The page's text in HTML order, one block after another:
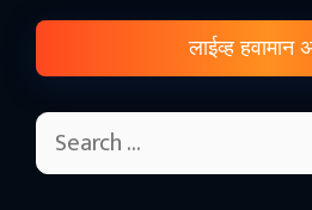
लाईव्ह हवामान